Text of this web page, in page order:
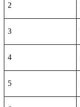
2
3
4
5